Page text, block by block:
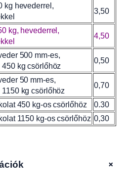
kg hevederrel,
3,50
kg, hevederrel,
4,50
500 mm-es,
kg csörlőhöz
0,50
50 mm-es,
kg csörlőhöz
0,70
450 kg-os csörlőhöz
0.30
1150 kg-os csörlőhöz 0,30
+